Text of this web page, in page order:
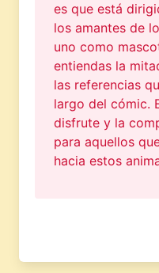
es que está
los amantes de
uno como
entiendas la
las referencias
largo del cómic.
disfrute y la
para aquellos
hacia estos